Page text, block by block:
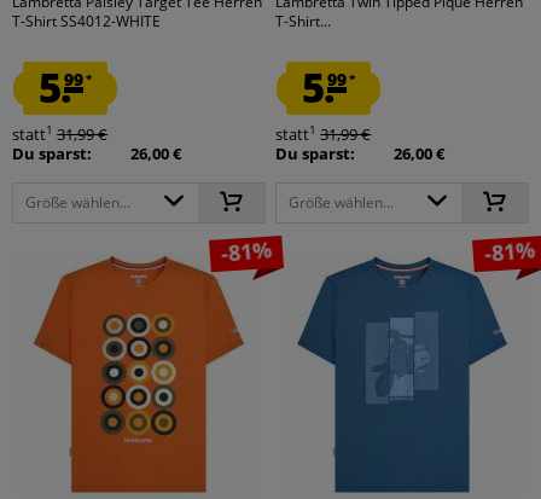
T-Shirt SS4012-WHITE
5.99*
statt1 31,99 €
Du sparst:
26,00 €
Größe wählen...
T-Shirt...
5.99*
statt1 31,99 €
Du sparst:
26,00 €
Größe wählen...
-81% -81%